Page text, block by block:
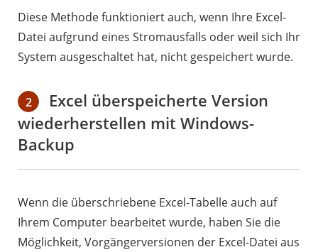
Diese Methode funktioniert auch, wenn Ihre Excel-
Datei aufgrund eines Stromausfalls oder weil sich Ihr
System ausgeschaltet hat, nicht gespeichert wurde.
2
Excel überspeicherte Version
wiederherstellen mit Windows-
Backup
Wenn die überschriebene Excel-Tabelle auch auf
Ihrem Computer bearbeitet wurde, haben Sie die
Möglichkeit, Vorgängerversionen der Excel-Datei aus